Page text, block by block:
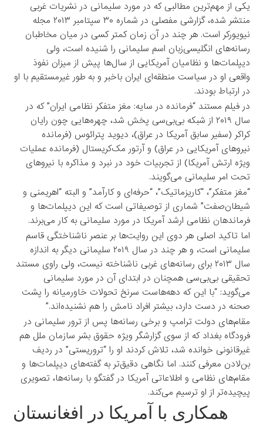
یکی از مهم‌ترین مطالبی که در مورد سلیمانی در نشریات غربی
منتشر شده، گزارشی مفصلی در شماره ۳۰ سپتامبر ۲۰۱۳ مجله
نیویورکر است. هر چند در آن زمان کمتر کسی در میان مخاطبان
رسانه‌های انگلیسی‌زبان اسم سلیمانی را شنیده است، ولی
دیپلمات‌ها و نظامیان آمریکایی از سال‌ها پیش از میزان نفوذ
واقعی او در سیاست منطقه‌ای ایران باخبر و به طور غیرمستقیم با او
در ارتباط بودند.
در فیلم مستند “فرمانده در سایه: مغز متفکر نظامی ایران” که در
سال ۲۰۱۹ از شبکه بی‌بی‌سی پخش شد، چهره‌هایی چون رایان
کراکر (سفیر سابق آمریکا در عراق)، دیوید پترائوس (فرمانده
نیروهای آمریکایی در عراق) و آرتور مک‌کریستال (فرمانده عملیات
ویژه ارتش آمریکا) از تجربیات خود در نبرد و مذاکره با نیروهای
تحت امر سلیمانی می‌گویند.
“مغز متفکر”، “کاریزماتیک”، “حرفه‌ای و کارآمد” و البته “اهریمنی و
شیطان‌صفت” شماری از توصیفاتی است که این دیپلمات‌ها و
فرماندهان نظامی ارشد آمریکا در مورد سلیمانی به کار می‌برند.
اما تاکید اصلی هر دوی این روایت‌ها بر عنصر ناشناختگی قاسم
سلیمانی است، و هر چند در سال ۲۰۱۹ سلیمانی دیگر به اندازه
سال ۲۰۱۳ برای رسانه‌های غربی ناشناخته نیست، ولی راوی مستند
تحقیقی بی‌بی‌سی همچنان در ابتدای آن در مورد سلیمانی
می‌گوید: “با این که دهه‌هاست سرنخ تحولات خاورمیانه را پشت
صحنه در دست دارد، بیشتر افراد نامش را هم نشنیده‌اند.”
مقام‌های دولت ترامپ و برخی رسانه‌ها پس از ترور سلیمانی در
فرودگاه بغداد که از سوی گزارشگر ویژه حقوق بشر سازمان ملل هم
غیرقانونی خوانده شد، تلاش کردند او را “تروریستی” در ردیف
بن‌لادن معرفی کنند. اما نگاهی دقیق‌تر به گفته‌های دیپلمات‌ها و
مقام‌های نظامی و اطلاعاتی آمریکا در گفتگو با رسانه‌ها، تصویری
پیچیده‌تر از او ترسیم می‌کند.
همکاری با آمریکا در افغانستان